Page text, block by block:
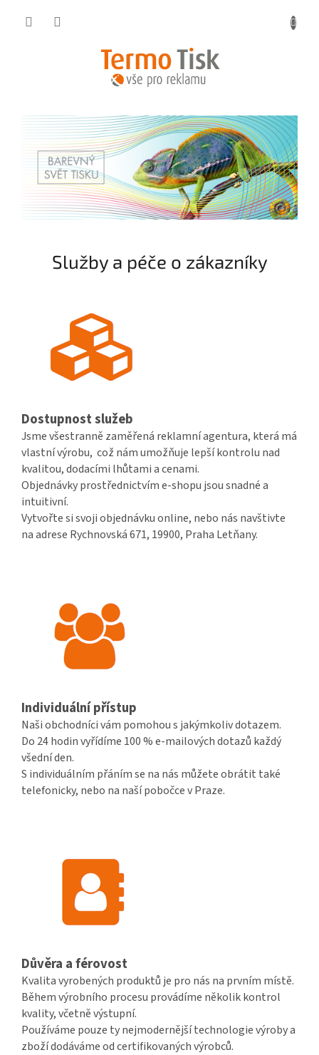
Služby a péče o zákazníky
Dostupnost služeb
Jsme všestranně zaměřená reklamní agentura, která má
vlastní výrobu, což nám umožňuje lepší kontrolu nad
kvalitou, dodacími lhůtami a cenami.
Objednávky prostřednictvím e-shopu jsou snadné a
intuitivní.
Vytvořte si svoji objednávku online, nebo nás navštivte
na adrese Rychnovská 671, 19900, Praha Letňany.
Individuální přístup
Naši obchodníci vám pomohou s jakýmkoliv dotazem.
Do 24 hodin vyřídíme 100 % e-mailových dotazů každý
všední den.
S individuálním přáním se na nás můžete obrátit také
telefonicky, nebo na naší pobočce v Praze.
Důvěra a férovost
Kvalita vyrobených produktů je pro nás na prvním místě.
Během výrobního procesu provádíme několik kontrol
kvality, včetně výstupní.
Používáme pouze ty nejmodernější technologie výroby a
zboží dodáváme od certifikovaných výrobců.